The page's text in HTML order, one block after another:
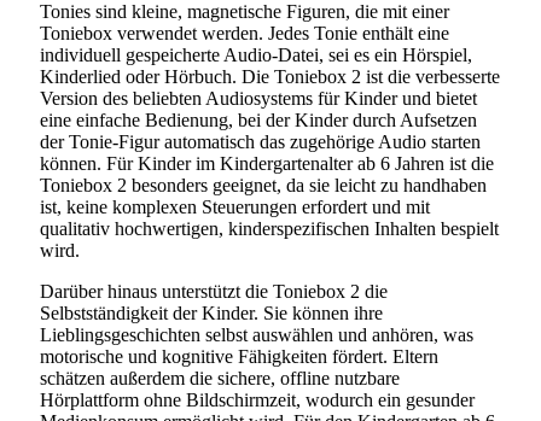
Tonies sind kleine, magnetische Figuren, die mit einer
Toniebox verwendet werden. Jedes Tonie enthält eine
individuell gespeicherte Audio-Datei, sei es ein Hörspiel,
Kinderlied oder Hörbuch. Die Toniebox 2 ist die verbesserte
Version des beliebten Audiosystems für Kinder und bietet
eine einfache Bedienung, bei der Kinder durch Aufsetzen
der Tonie-Figur automatisch das zugehörige Audio starten
können. Für Kinder im Kindergartenalter ab 6 Jahren ist die
Toniebox 2 besonders geeignet, da sie leicht zu handhaben
ist, keine komplexen Steuerungen erfordert und mit
qualitativ hochwertigen, kinderspezifischen Inhalten bespielt
wird.
Darüber hinaus unterstützt die Toniebox 2 die
Selbstständigkeit der Kinder. Sie können ihre
Lieblingsgeschichten selbst auswählen und anhören, was
motorische und kognitive Fähigkeiten fördert. Eltern
schätzen außerdem die sichere, offline nutzbare
Hörplattform ohne Bildschirmzeit, wodurch ein gesunder